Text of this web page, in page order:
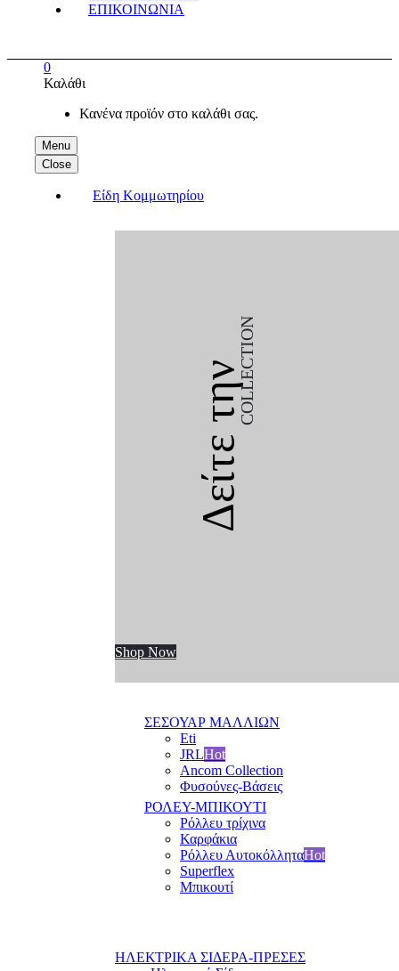
ΕΠΙΚΟΙΝΩΝΙΑ
Menu
Close
Είδη Κομμωτηρίου
Δείτε τηνCOLLECTION
Shop Now
ΣΕΣΟΥΑΡ ΜΑΛΛΙΩΝ
Eti
JRLHot
Ancom Collection
Φυσούνες-Βάσεις
ΡΟΛΕΥ-ΜΠΙΚΟΥΤΙ
Ρόλλευ τρίχινα
Καρφάκια
Ρόλλευ ΑυτοκόλληταHot
Superflex
Μπικουτί
ΗΛΕΚΤΡΙΚΑ ΣΙΔΕΡΑ-ΠΡΕΣΕΣ
0
Καλάθι
Κανένα προϊόν στο καλάθι σας.